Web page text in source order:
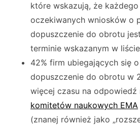
które wskazują, że
oczekiwanych wniosków o
dopuszczenie do obrotu
terminie wskazanym w
42% firm ubiegających się
dopuszczenie do obrotu w
więcej czasu na odpowiedź
komitetów naukowych EMA
(znanej również jako